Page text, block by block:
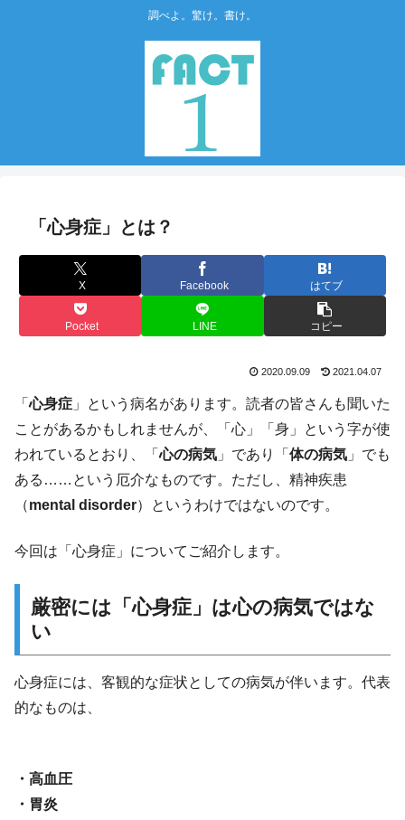
調べよ。驚け。書け。
「心身症」とは？
X Facebook はてブ
Pocket LINE コピー
2020.09.09 2021.04.07
「心身症 」という病名があります。読者の皆さんも聞いた
ことがあるかもしれませんが、「心」「身」という字が使
われているとおり、「心の病気 」であり「 体の病気 」でも
ある……という厄介なものです。ただし、精神疾患
（mental disorder）というわけではないのです。
今回は「心身症」についてご紹介します。
厳密には「心身症」は心の病気ではな
い
心身症には、客観的な症状としての病気が伴います。代表
的なものは、
・高血圧
・胃炎